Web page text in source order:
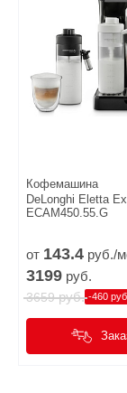
Кофемашина
DeLonghi Eletta
ECAM450.55.G
от 143.4 руб./
3199 руб.
3659руб. -460 руб.